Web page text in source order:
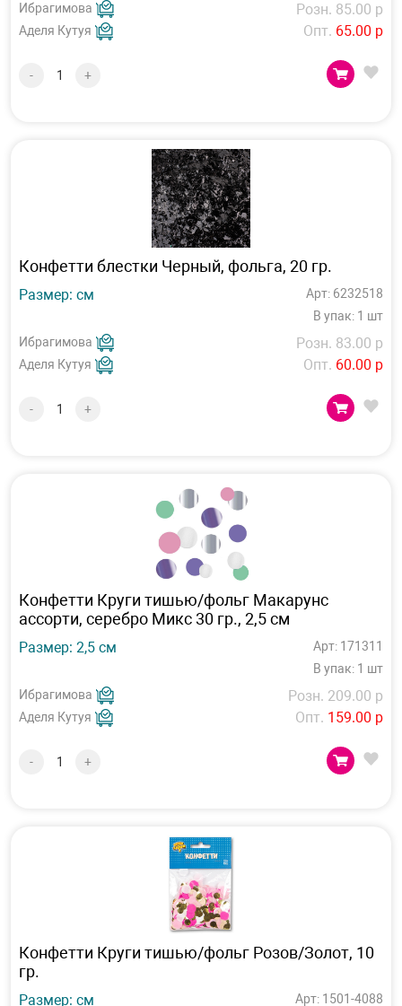
Ибрагимова
Аделя Кутуя
Розн. 85.00 р
Опт. 65.00 р
- +
Конфетти блестки Черный, фольга, 20 гр.
Размер: см
Арт: 6232518
В упак: 1 шт
Ибрагимова
Аделя Кутуя
Розн. 83.00 р
Опт. 60.00 р
- +
Конфетти Круги тишью/фольг Макарунс
ассорти, серебро Микс 30 гр., 2,5 см
Размер: 2,5 см
Арт: 171311
В упак: 1 шт
Ибрагимова
Аделя Кутуя
Розн. 209.00 р
Опт. 159.00 р
- +
Конфетти Круги тишью/фольг Розов/Золот, 10
гр.
Размер: см Арт: 1501-4088